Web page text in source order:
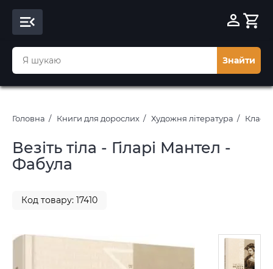
Знайти
Головна Книги для дорослих Художня література
Везіть тіла - Гіларі Мантел -
Фабула
Код товару: 17410